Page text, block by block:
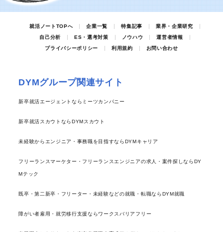
就活ノートTOPへ 企業一覧 特集記事
業界・企業研究
自己分析
ES・選考対策 ノウハウ
運営者情報
プライバシーポリシー
利用規約 お問い合わせ
DYMグループ関連サイト
新卒就活エージェントならミーツカンパニー
新卒就活スカウトならDYMスカウト
未経験からエンジニア・事務職を目指すならDYMキャリア
フリーランスマーケター・フリーランスエンジニアの求人・案件探しならDY
Mテック
既卒・第二新卒・フリーター・未経験などの就職・転職ならDYM就職
障がい者雇用・就労移行支援ならワークスバリアフリー